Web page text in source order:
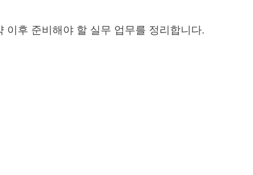
이후 준비해야 할 실무 업무를 정리합니다.